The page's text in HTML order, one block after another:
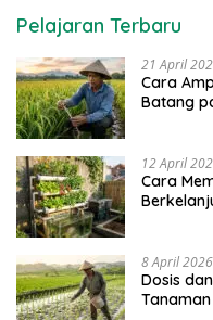
Pelajaran Terbaru
21 April
Cara
Batang
12 April
Cara
8 April 2026
Dosis